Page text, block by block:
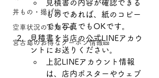
丼もの・揚げ物
空車状況のお知らせ
宮古島のお得なクーポン情報🎫
見積書の内容が確認できる
ものであれば、紙のコピー
でも写真でもOKです。
見積書を当店の公式LINEアカウ
ントにお送りください。
上記LINEアカウント情報
は、店内ポスターやウェブ